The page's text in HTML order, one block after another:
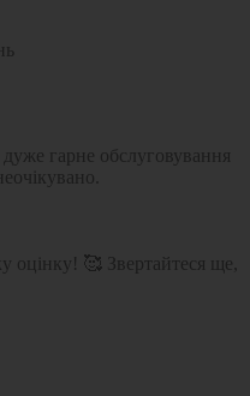
гарне обслуговування
оцінку! 🥰 Звертайтеся ще,